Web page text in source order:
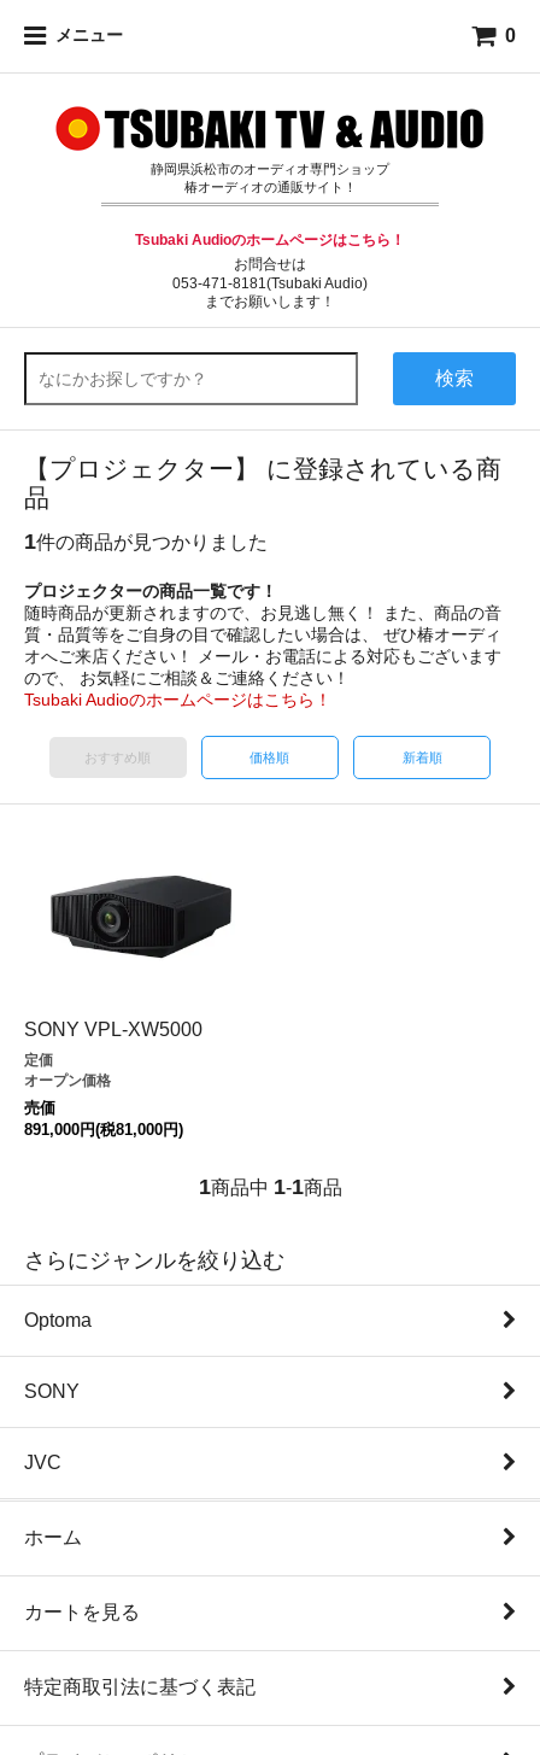
メニュー 0
静岡県浜松市のオーディオ専門ショップ
椿オーディオの通販サイト！
Tsubaki Audioのホームページはこちら！
お問合せは
053-471-8181(Tsubaki Audio)
までお願いします！
検索
【プロジェクター】 に登録されている商
品
1件の商品が見つかりました
プロジェクターの商品一覧です！
随時商品が更新されますので、お見逃し無く！ また、商品の音
質・品質等をご自身の目で確認したい場合は、 ぜひ椿オーディ
オへご来店ください！ メール・お電話による対応もございます
ので、 お気軽にご相談＆ご連絡ください！
Tsubaki Audioのホームページはこちら！
おすすめ順 価格順 新着順
SONY VPL-XW5000
定価
オープン価格
売価
891,000円(税81,000円)
1商品中 1-1商品
さらにジャンルを絞り込む
Optoma
SONY
JVC
ホーム
カートを見る
特定商取引法に基づく表記